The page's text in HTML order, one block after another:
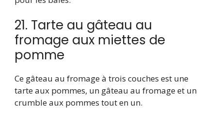
21. Tarte au gâteau au
fromage aux miettes de
pomme
Ce gâteau au fromage à trois couches est une
tarte aux pommes, un gâteau au fromage et un
crumble aux pommes tout en un.